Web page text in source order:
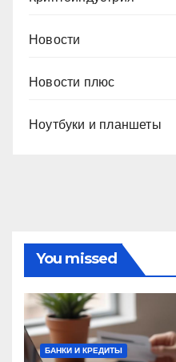
Новости
Новости плюс
Ноутбуки и планшеты
You missed
БАНКИ И КРЕДИТЫ